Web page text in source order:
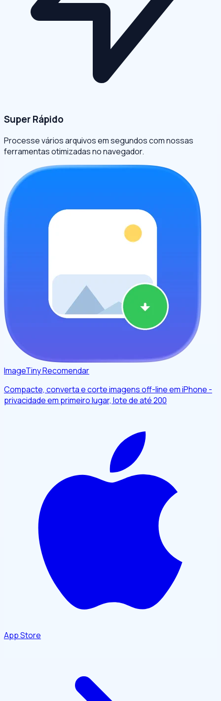
Super Rápido
Processe vários arquivos em segundos com nossas
ferramentas otimizadas no navegador.
ImageTinyRecomendar
Compacte, converta e corte imagens off-line em iPhone -
privacidade em primeiro lugar, lote de até 200
App Store